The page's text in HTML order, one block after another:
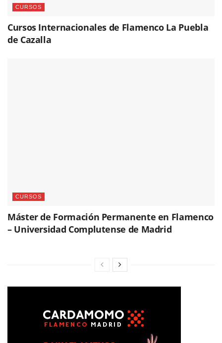
CURSOS
Cursos Internacionales de Flamenco La Puebla
de Cazalla
CURSOS
Máster de Formación Permanente en Flamenco
– Universidad Complutense de Madrid